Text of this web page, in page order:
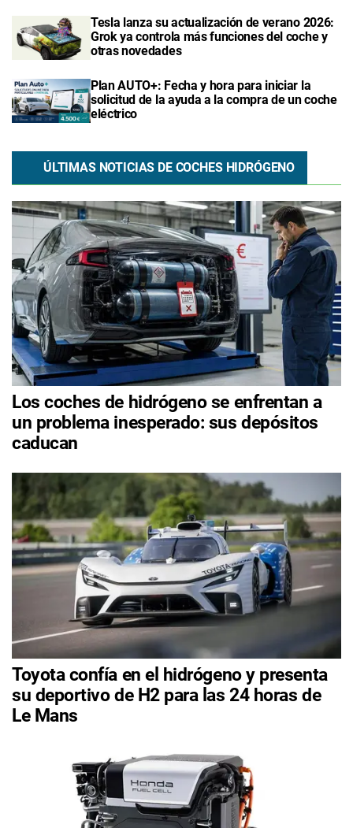
Tesla lanza su actualización de verano 2026:
Grok ya controla más funciones del coche y
otras novedades
Plan AUTO+: Fecha y hora para iniciar la
solicitud de la ayuda a la compra de un coche
eléctrico
ÚLTIMAS NOTICIAS DE COCHES HIDRÓGENO
Los coches de hidrógeno se enfrentan a
un problema inesperado: sus depósitos
caducan
Toyota confía en el hidrógeno y presenta
su deportivo de H2 para las 24 horas de
Le Mans